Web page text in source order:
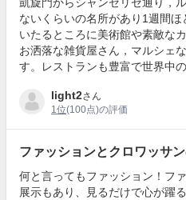
ないくらいの名所があり1週間ほ
いたるところに美術館や素敵な
お洒落な雑貨屋さん，マルシェ
す。レストランも豊富で世界中
light2さん
1位(100点)の評価
ファッションとクロワッサ
何と言ってもファッション！フ
展示もあり、見るだけで心が躍る